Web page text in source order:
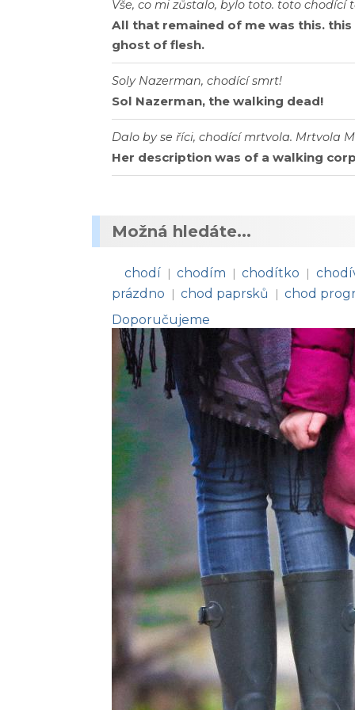
Vše, co mi zůstalo, bylo toto. toto
All that remained of me was this.
ghost of flesh.
Soly Nazerman, chodící smrt!
Sol Nazerman, the walking dead!
Dalo by se říci, chodící mrtvola. Mrtvola
Her description was of a walking
Možná hledáte...
chodí | chodím | chodítko |
prázdno
| chod paprsků | chod
Doporučujeme